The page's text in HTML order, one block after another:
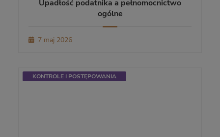
Upadłość podatnika a pełnomocnictwo
ogólne
7 maj 2026
KONTROLE I POSTĘPOWANIA